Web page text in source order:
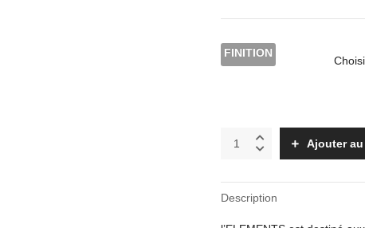
FINITION
ELEMENTS
quantity
Ajouter
Description